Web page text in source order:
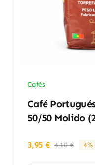
Cafés
Café
50/50 Molido
4,10€El
3,95€
El
4%